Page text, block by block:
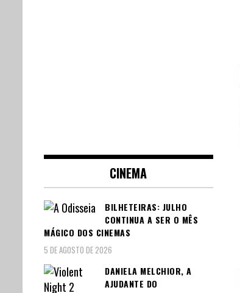
CINEMA
BILHETEIRAS: JULHO
CONTINUA A SER O MÊS
MÁGICO DOS CINEMAS
5 DE AGOSTO DE 2026
DANIELA MELCHIOR, A
AJUDANTE DO